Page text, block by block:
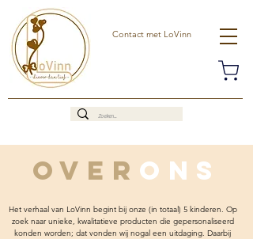
Contact met LoVinn
OVER ONS
Het verhaal van LoVinn begint bij onze (in totaal) 5 kinderen. Op
zoek naar unieke, kwalitatieve producten die gepersonaliseerd
konden worden; dat vonden wij nogal een uitdaging. Daarbij